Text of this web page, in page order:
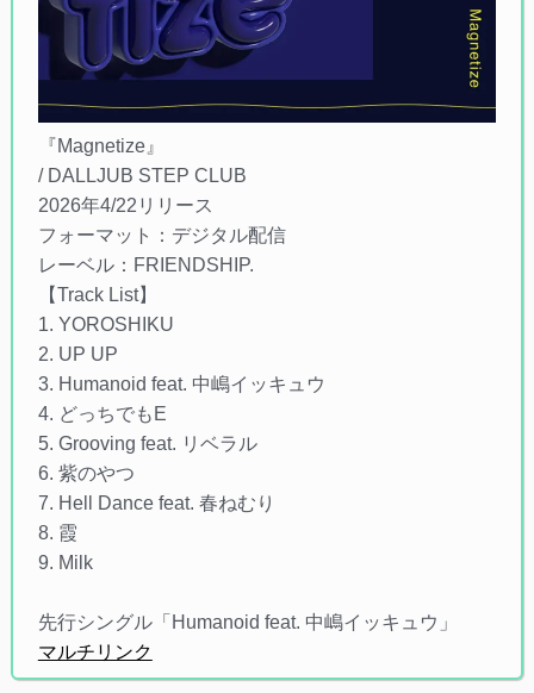
『Magnetize』
/ DALLJUB STEP CLUB
2026年4/22リリース
フォーマット：デジタル配信
レーベル：FRIENDSHIP.
【Track List】
1. YOROSHIKU
2. UP UP
3. Humanoid feat. 中嶋イッキュウ
4. どっちでもE
5. Grooving feat. リベラル
6. 紫のやつ
7. Hell Dance feat. 春ねむり
8. 霞
9. Milk
先行シングル「Humanoid feat. 中嶋イッキュウ」
マルチリンク